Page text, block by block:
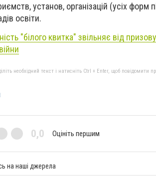
установ, організацій (усіх форм
освіти.
"білого квитка" звільняє від
необхідний текст і натисніть Ctrl + Enter, щоб повідомити
0,0 Оцініть першим
на наші джерела